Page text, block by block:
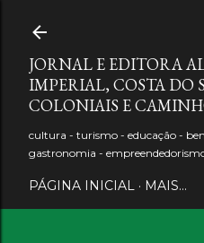
JORNAL E EDITORA
IMPERIAL, COSTA DO
COLONIAIS E
cultura - turismo - educação -
gastronomia -
PÁGINA INICIAL MAIS…